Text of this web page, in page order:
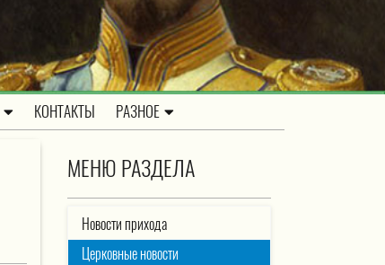
КОНТАКТЫ РАЗНОЕ
МЕНЮ РАЗДЕЛА
Новости прихода
Церковные новости